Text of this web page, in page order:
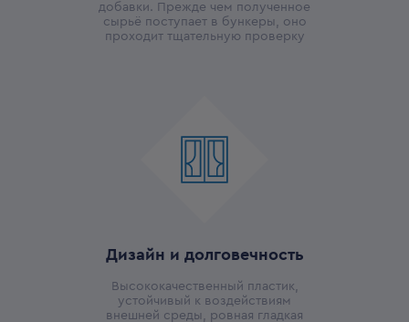
добавки. Прежде чем полученное
сырьё поступает в бункеры, оно
проходит тщательную проверку
Дизайн и долговечность
Высококачественный пластик,
устойчивый к воздействиям
внешней среды, ровная гладкая